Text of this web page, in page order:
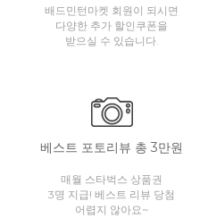
배드민턴마켓 회원이 되시면
다양한 추가 할인쿠폰을
받으실 수 있습니다.
베스트 포토리뷰 총 3만원
매월 스타벅스 상품권
3명 지급! 베스트 리뷰 당첨
어렵지 않아요~